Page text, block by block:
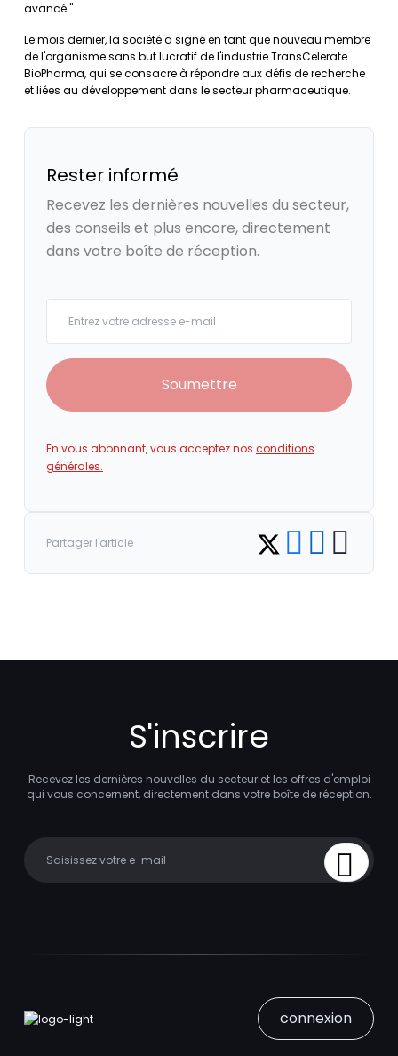
avancé."
Le mois dernier, la société a signé en tant que nouveau membre
de l'organisme sans but lucratif de l'industrie TransCelerate
BioPharma, qui se consacre à répondre aux défis de recherche
et liées au développement dans le secteur pharmaceutique.
Rester informé
Recevez les dernières nouvelles du secteur,
des conseils et plus encore, directement
dans votre boîte de réception.
Soumettre
En vous abonnant, vous acceptez nos conditions
générales.
Partager l'article Share on Twitter
Share on Facebook
Share on
Copy link
S'inscrire
Recevez les dernières nouvelles du secteur et les offres d'emploi
qui vous concernent, directement dans votre boîte de réception.
Sign Up
connexion